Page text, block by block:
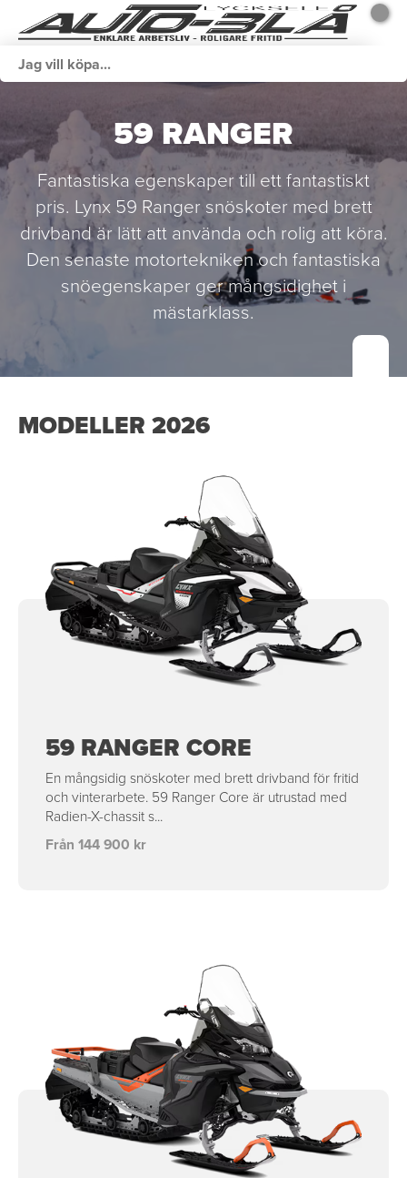
59 RANGER
Fantastiska egenskaper till ett fantastiskt
pris. Lynx 59 Ranger snöskoter med brett
drivband är lätt att använda och rolig att köra.
Den senaste motortekniken och fantastiska
snöegenskaper ger mångsidighet i
mästarklass.
MODELLER 2026
59 RANGER CORE
En mångsidig snöskoter med brett drivband för fritid
och vinterarbete. 59 Ranger Core är utrustad med
Radien-X-chassit s...
Från 144 900 kr